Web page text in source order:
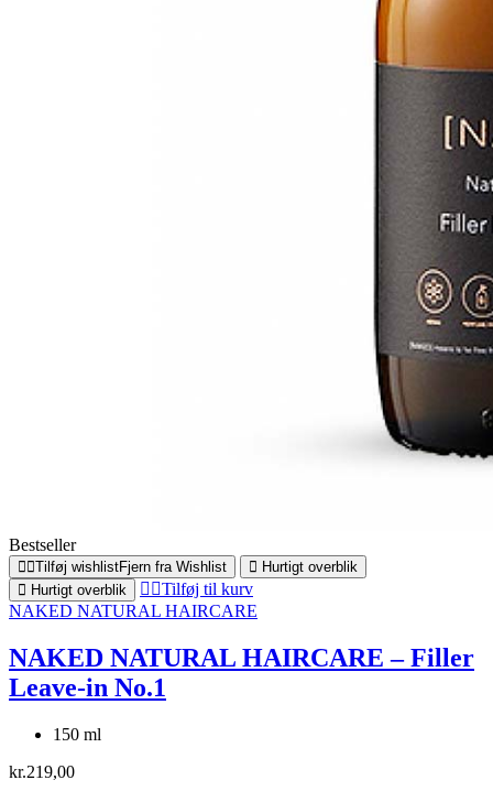
Bestseller
Tilføj wishlistFjern fra Wishlist
Hurtigt overblik
Hurtigt overblik
Tilføj til kurv
NAKED NATURAL HAIRCARE
NAKED NATURAL HAIRCARE – Filler
Leave-in No.1
150 ml
kr.219,00